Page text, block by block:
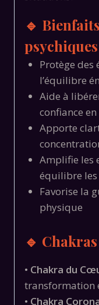
🔹
Protège des
l’équilibre
Aide à
confiance en
Apporte
Amplifie les
équilibre les
Favorise la
physique
🔹
• Chakra du
transformation
• Chakra